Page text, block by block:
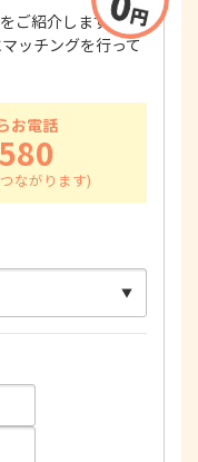
ご紹介します！
ッチングを行って
お電話